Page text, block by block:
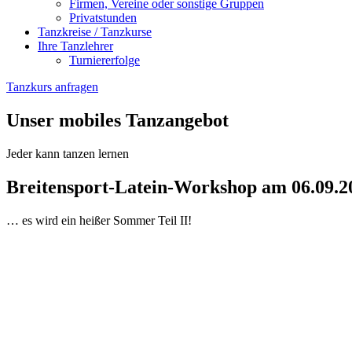
Firmen, Vereine oder sonstige Gruppen
Privatstunden
Tanzkreise / Tanzkurse
Ihre Tanzlehrer
Turniererfolge
Tanzkurs anfragen
Unser mobiles Tanzangebot
Jeder kann tanzen lernen
Breitensport-Latein-Workshop am
… es wird ein heißer Sommer Teil II!